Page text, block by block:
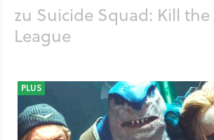
zu Suicide Squad: Kill the
League
PLUS